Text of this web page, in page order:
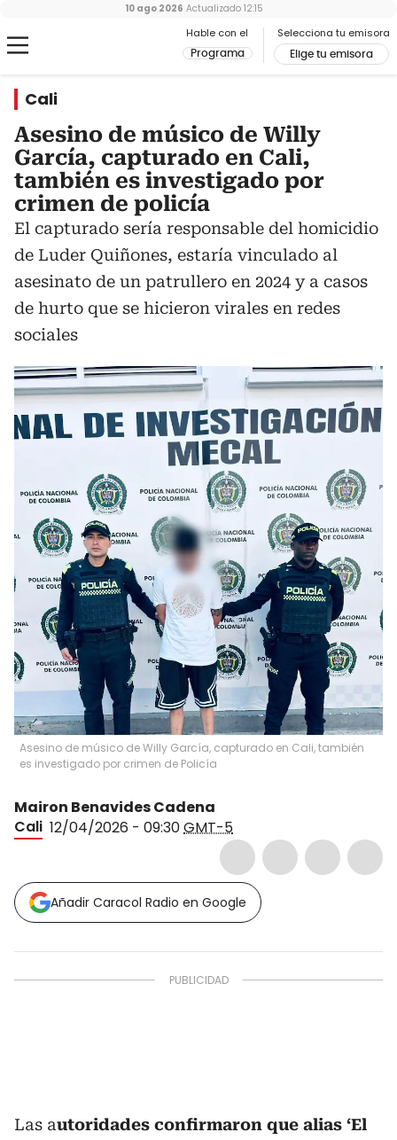
Hable con el
Programa
Selecciona tu emisora
Elige tu emisora
10 ago 2026 Actualizado 12:15
Cali
Asesino de músico de Willy
García, capturado en Cali,
también es investigado por
crimen de policía
El capturado sería responsable del homicidio
de Luder Quiñones, estaría vinculado al
asesinato de un patrullero en 2024 y a casos
de hurto que se hicieron virales en redes
sociales
Asesino de músico de Willy García, capturado en Cali, también
es investigado por crimen de Policía
Mairon Benavides Cadena
Cali 12/04/2026 - 09:30GMT-5
Añadir Caracol Radio en Google
Las autoridades confirmaron que alias ‘El